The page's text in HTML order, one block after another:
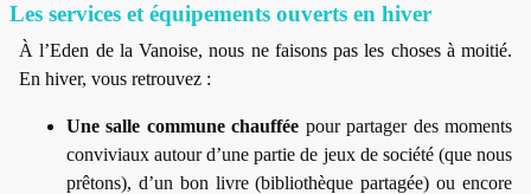
Les services et équipements ouverts en hiver
À l’Eden de la Vanoise, nous ne faisons pas les choses à moitié.
En hiver, vous retrouvez :
Une salle commune chauffée pour partager des moments
conviviaux autour d’une partie de jeux de société (que nous
prêtons), d’un bon livre (bibliothèque partagée) ou encore